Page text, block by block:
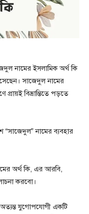
নামের ইসলামিক অর্থ কি
সাজেদুল নামের
বিভ্রান্তিতে পড়তে
নামের ব্যবহার
অর্থ কি, এর আরবি,
করবো।
অত্যন্ত যুগোপযোগী একটি